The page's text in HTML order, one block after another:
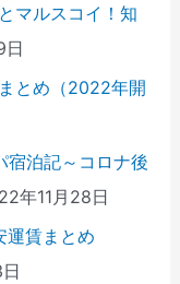
マルスコイ！知
日
とめ（2022年開
宿泊記～コロナ後
年11月28日
運賃まとめ